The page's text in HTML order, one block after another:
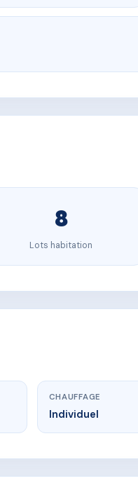
8
Lots habitation
CHAUFFAGE
Individuel